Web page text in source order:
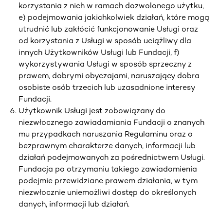
korzystania z nich w ramach dozwolonego użytku,
e) podejmowania jakichkolwiek działań, które mogą
utrudnić lub zakłócić funkcjonowanie Usługi oraz
od korzystania z Usługi w sposób uciążliwy dla
innych Użytkowników Usługi lub Fundacji, f)
wykorzystywania Usługi w sposób sprzeczny z
prawem, dobrymi obyczajami, naruszający dobra
osobiste osób trzecich lub uzasadnione interesy
Fundacji.
Użytkownik Usługi jest zobowiązany do
niezwłocznego zawiadamiania Fundacji o znanych
mu przypadkach naruszania Regulaminu oraz o
bezprawnym charakterze danych, informacji lub
działań podejmowanych za pośrednictwem Usługi.
Fundacja po otrzymaniu takiego zawiadomienia
podejmie przewidziane prawem działania, w tym
niezwłocznie uniemożliwi dostęp do określonych
danych, informacji lub działań.